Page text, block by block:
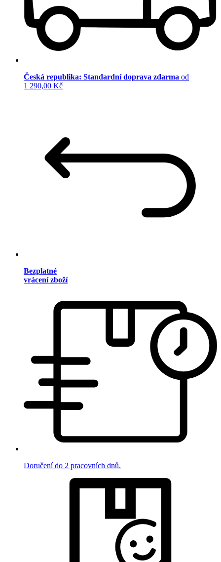
Česká republika: Standardní doprava zdarma od
1 290,00 Kč
Bezplatné
vrácení zboží
Doručení do 2 pracovních dnů.